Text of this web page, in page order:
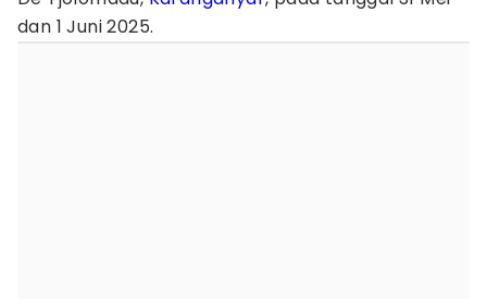
dan 1 Juni 2025.